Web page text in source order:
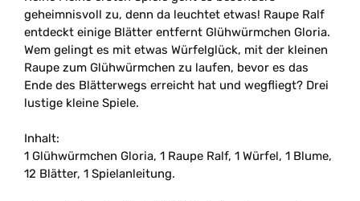
geheimnisvoll zu, denn da leuchtet etwas! Raupe Ralf
entdeckt einige Blätter entfernt Glühwürmchen Gloria.
Wem gelingt es mit etwas Würfelglück, mit der kleinen
Raupe zum Glühwürmchen zu laufen, bevor es das
Ende des Blätterwegs erreicht hat und wegfliegt? Drei
lustige kleine Spiele.
Inhalt:
1 Glühwürmchen Gloria, 1 Raupe Ralf, 1 Würfel, 1 Blume,
12 Blätter, 1 Spielanleitung.